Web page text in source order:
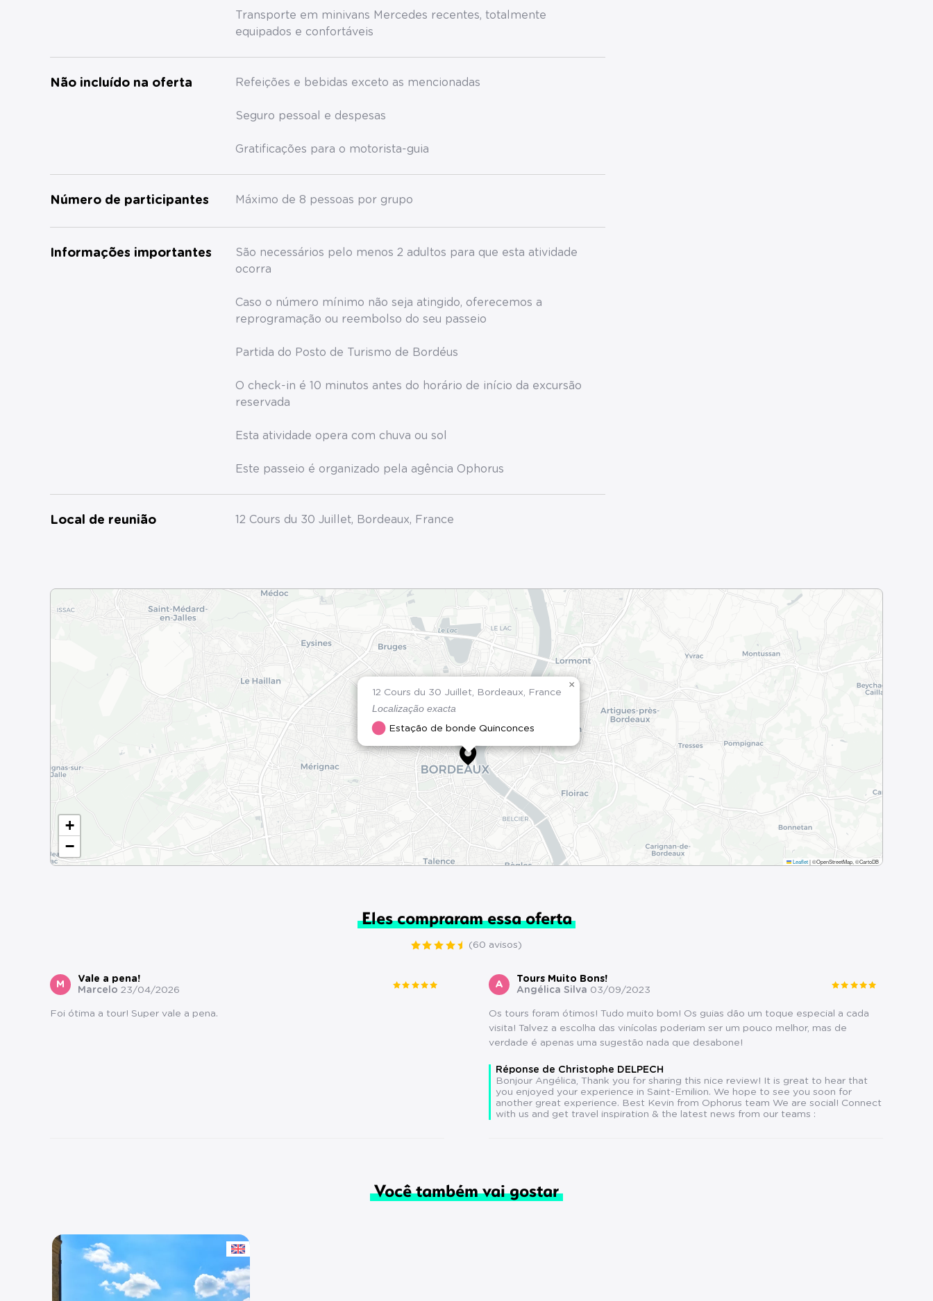
Transporte em minivans Mercedes recentes, totalmente
equipados e confortáveis
Não incluído na oferta Refeições e bebidas exceto as mencionadas
Seguro pessoal e despesas
Gratificações para o motorista-guia
Número de participantes Máximo de 8 pessoas por grupo
Informações importantes
São necessários pelo menos 2 adultos para que esta atividade
ocorra
Caso o número mínimo não seja atingido, oferecemos a
reprogramação ou reembolso do seu passeio
Partida do Posto de Turismo de Bordéus
O check-in é 10 minutos antes do horário de início da excursão
reservada
Esta atividade opera com chuva ou sol
Este passeio é organizado pela agência Ophorus
Local de reunião 12 Cours du 30 Juillet, Bordeaux, France
12 Cours du 30 Juillet, Bordeaux, France
Localização exacta
Estação de bonde Quinconces
×
+
−
Leaflet|©OpenStreetMap, ©CartoDB
Eles compraram essa oferta
(60 avisos)
M
Vale a pena!
Marcelo 23/04/2026
Foi ótima a tour! Super vale a pena.
A
Tours Muito Bons!
Angélica Silva 03/09/2023
Os tours foram ótimos! Tudo muito bom! Os guias dão um toque especial a cada
visita! Talvez a escolha das vinícolas poderiam ser um pouco melhor, mas de
verdade é apenas uma sugestão nada que desabone!
Réponse de Christophe DELPECH
Bonjour Angélica, Thank you for sharing this nice review! It is great to hear that
you enjoyed your experience in Saint-Emilion. We hope to see you soon for
another great experience. Best Kevin from Ophorus team We are social! Connect
with us and get travel inspiration & the latest news from our teams :
Você também vai gostar